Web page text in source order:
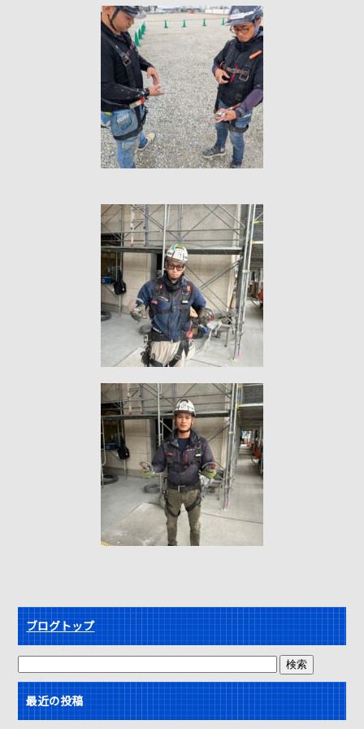
ブログトップ
最近の投稿